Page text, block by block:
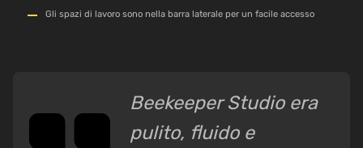
Gli spazi di lavoro sono nella barra laterale per un facile accesso
Beekeeper Studio era
pulito, fluido e